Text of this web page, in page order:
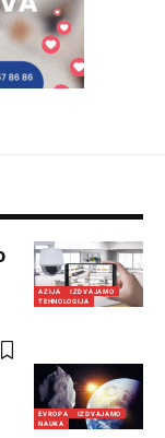
AZIJA
IZDVAJAMO
TEHNOLOGIJA
EVROPA
IZDVAJAMO
NAUKA